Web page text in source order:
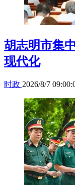
胡志明市集
现代化
时政 2026/8/7